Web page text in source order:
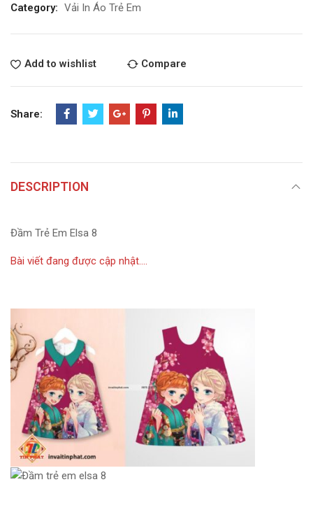
Category: Vải In Áo Trẻ Em
Add to wishlist Compare
Share:
DESCRIPTION
Đầm Trẻ Em Elsa 8
Bài viết đang được cập nhật….